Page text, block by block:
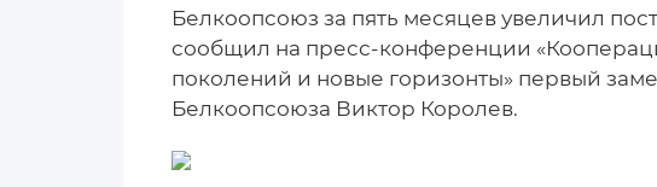
Белкоопсоюз за пять месяцев увеличил
сообщил на пресс-конференции
поколений и новые горизонты» первый
Белкоопсоюза Виктор Королев.